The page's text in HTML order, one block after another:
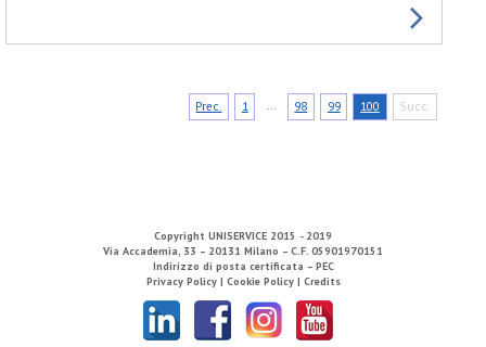
Prec. 1 ... 98 99 100 Succ.
Copyright UNISERVICE 2015 - 2019
Via Accademia, 33 – 20131 Milano – C.F. 05901970151
Indirizzo di posta certificata – PEC
Privacy Policy | Cookie Policy | Credits